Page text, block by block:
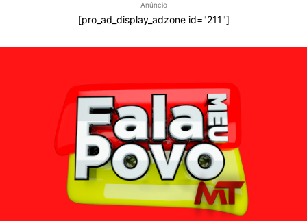
Anúncio
[pro_ad_display_adzone id="211"]